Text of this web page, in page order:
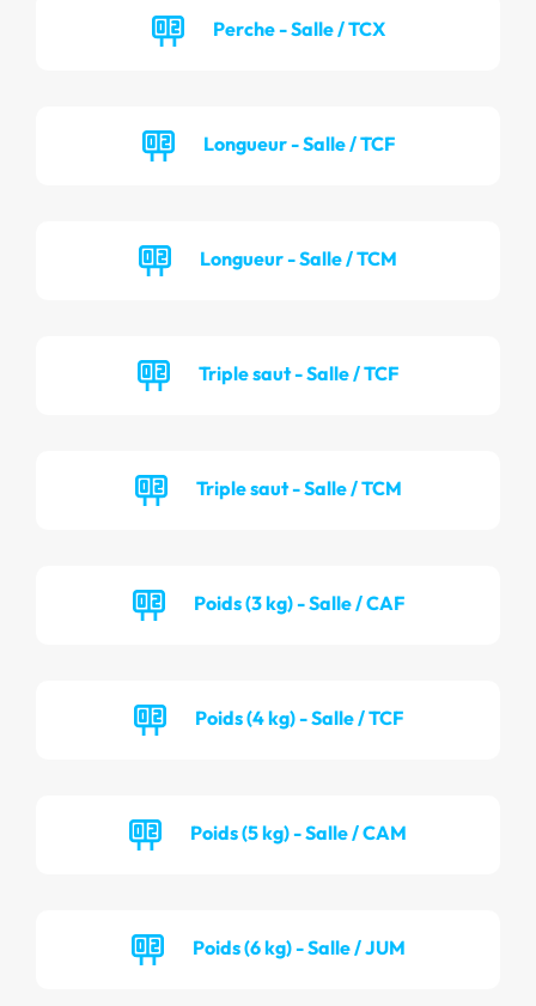
Perche - Salle / TCX
Longueur - Salle / TCF
Longueur - Salle / TCM
Triple saut - Salle / TCF
Triple saut - Salle / TCM
Poids (3 kg) - Salle / CAF
Poids (4 kg) - Salle / TCF
Poids (5 kg) - Salle / CAM
Poids (6 kg) - Salle / JUM